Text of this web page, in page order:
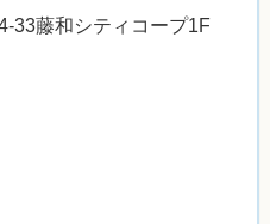
33藤和シティコープ1F